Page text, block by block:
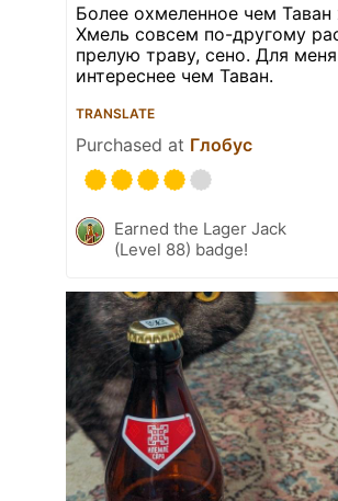
Более охмеленное чем Таван
Хмель совсем по-другому
прелую траву, сено. Для
интереснее чем Таван.
TRANSLATE
Purchased at Глобус
Earned the Lager Jack
(Level 88) badge!